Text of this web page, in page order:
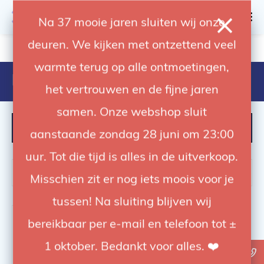
Na 37 mooie jaren sluiten wij onze
deuren. We kijken met ontzettend veel
warmte terug op alle ontmoetingen,
het vertrouwen en de fijne jaren
samen. Onze webshop sluit
aanstaande zondag 28 juni om 23:00
uur. Tot die tijd is alles in de uitverkoop.
Misschien zit er nog iets moois voor je
tussen! Na sluiting blijven wij
bereikbaar per e-mail en telefoon tot ±
1 oktober. Bedankt voor alles. ❤️
4.92 / 5 op trusted shops
Products tagged with d-lite rx 4
FILTER